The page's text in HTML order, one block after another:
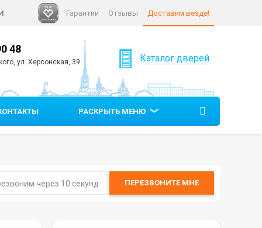
Гарантии Отзывы Доставим везде!
48
ул. Херсонская, 39
+7 (812)
Каталог дверей
РАСКРЫТЬ МЕНЮ
ПЕРЕЗВОНИТЕМНЕ